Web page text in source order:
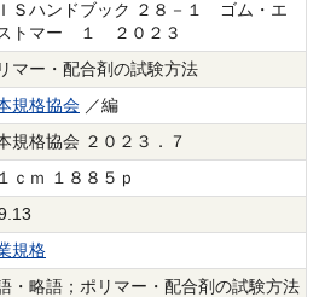
Ｓハンドブック ２８－１ ゴム・エ
トマー １ ２０２３
マー・配合剤の試験方法
規格協会 ／編
規格協会 ２０２３．７
ｃｍ １８８５ｐ
規格
・略語；ポリマー・配合剤の試験方法